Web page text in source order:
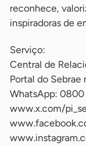
reconhece,
inspiradoras de
Serviço:
Central de
Portal do Sebrae
WhatsApp:
www.x.com/